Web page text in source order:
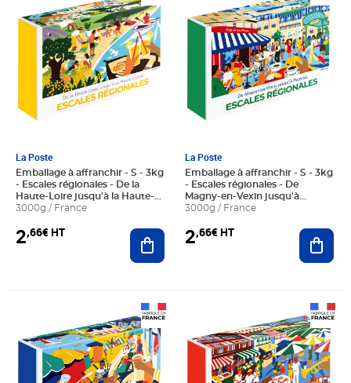
La Poste
Emballage à affranchir - S - 3kg
- Escales régionales - De la
Haute-Loire jusqu'à la Haute-
Corse
3000g / France
2,66€ HT Ajouter au panier
La Poste
Emballage à affranchir - S - 3kg
- Escales régionales - De
Magny-en-Vexin jusqu'à
Provins
3000g / France
2,66€ HT